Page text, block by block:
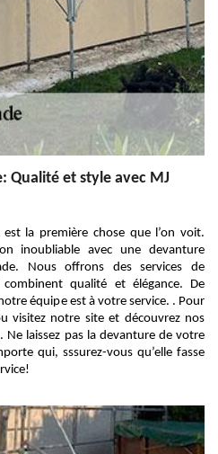
Qualité et style avec MJ
la première chose que l’on voit.
inoubliable avec une devanture
Nous offrons des services de
qualité et élégance. De
équipe est à votre service. . Pour
visitez notre site et découvrez nos
Ne laissez pas la devanture de votre
qui, sssurez-vous qu’elle fasse